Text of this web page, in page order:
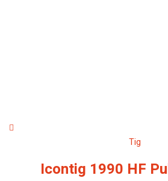
Tig
Icontig 1990 HF